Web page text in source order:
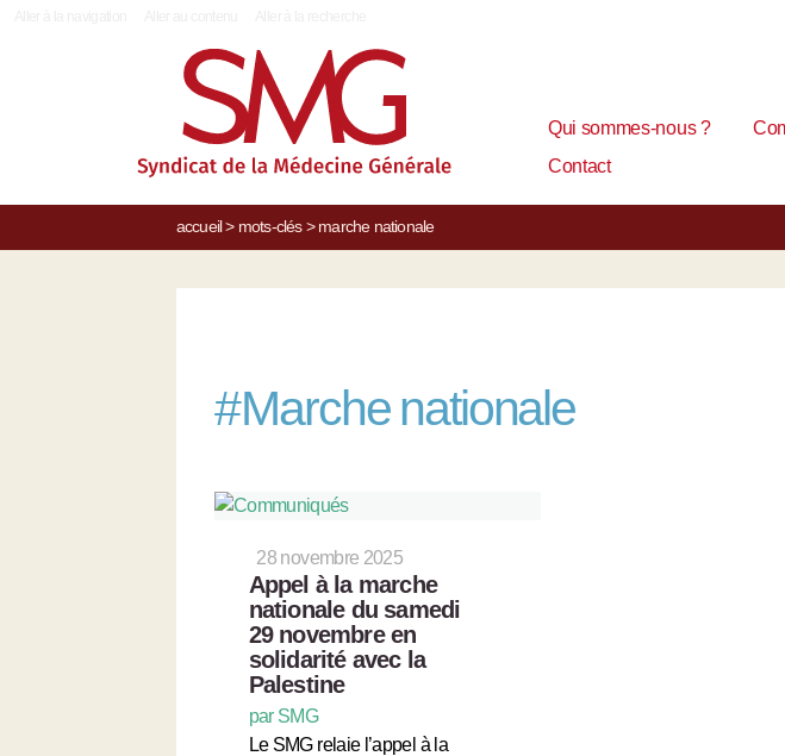
Qui sommes-nous ?
Contact
accueil> mots-clés> marche nationale
#Marche nationale
28 novembre 2025
Appel à la marche
nationale du samedi
29 novembre en
solidarité avec la
Palestine
par SMG
Le SMG relaie l’appel à la